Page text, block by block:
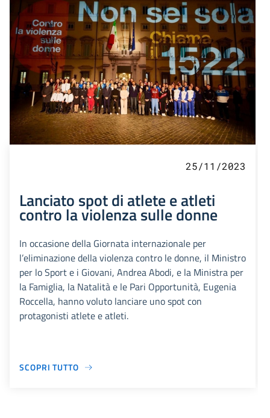
25/11/2023
Lanciato spot di atlete e atleti
contro la violenza sulle donne
In occasione della Giornata internazionale per
l’eliminazione della violenza contro le donne, il Ministro
per lo Sport e i Giovani, Andrea Abodi, e la Ministra per
la Famiglia, la Natalità e le Pari Opportunità, Eugenia
Roccella, hanno voluto lanciare uno spot con
protagonisti atlete e atleti.
SCOPRI TUTTO